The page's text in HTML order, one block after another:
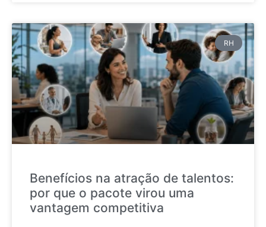
RH
Benefícios na atração de talentos:
por que o pacote virou uma
vantagem competitiva